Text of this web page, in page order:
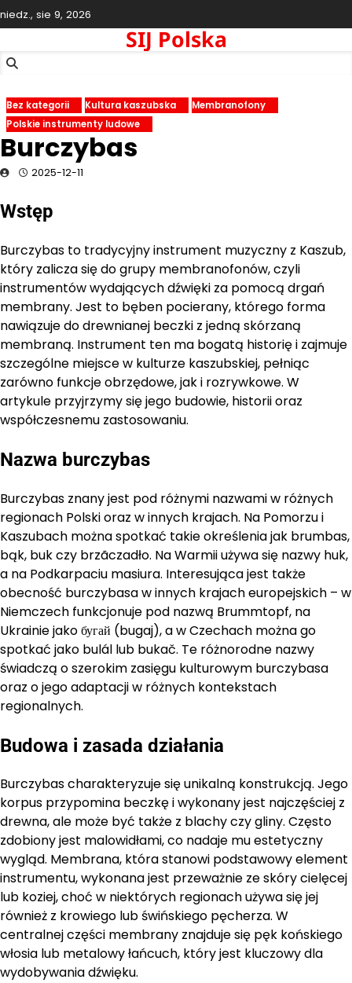
Skip
to
niedz., sie 9, 2026
SIJ Polska
Bez kategorii Kultura kaszubska
Membranofony
Polskie instrumenty ludowe
Burczybas
2025-12-11
Wstęp
Burczybas to tradycyjny instrument muzyczny z Kaszub,
który zalicza się do grupy membranofonów, czyli
instrumentów wydających dźwięki za pomocą drgań
membrany. Jest to bęben pocierany, którego forma
nawiązuje do drewnianej beczki z jedną skórzaną
membraną. Instrument ten ma bogatą historię i zajmuje
szczególne miejsce w kulturze kaszubskiej, pełniąc
zarówno funkcje obrzędowe, jak i rozrywkowe. W
artykule przyjrzymy się jego budowie, historii oraz
współczesnemu zastosowaniu.
Nazwa burczybas
Burczybas znany jest pod różnymi nazwami w różnych
regionach Polski oraz w innych krajach. Na Pomorzu i
Kaszubach można spotkać takie określenia jak brumbas,
bąk, buk czy brzãczadło. Na Warmii używa się nazwy huk,
a na Podkarpaciu masiura. Interesująca jest także
obecność burczybasa w innych krajach europejskich – w
Niemczech funkcjonuje pod nazwą Brummtopf, na
Ukrainie jako бугай (bugaj), a w Czechach można go
spotkać jako bulál lub bukač. Te różnorodne nazwy
świadczą o szerokim zasięgu kulturowym burczybasa
oraz o jego adaptacji w różnych kontekstach
regionalnych.
Budowa i zasada działania
Burczybas charakteryzuje się unikalną konstrukcją. Jego
korpus przypomina beczkę i wykonany jest najczęściej z
drewna, ale może być także z blachy czy gliny. Często
zdobiony jest malowidłami, co nadaje mu estetyczny
wygląd. Membrana, która stanowi podstawowy element
instrumentu, wykonana jest przeważnie ze skóry cielęcej
lub koziej, choć w niektórych regionach używa się jej
również z krowiego lub świńskiego pęcherza. W
centralnej części membrany znajduje się pęk końskiego
włosia lub metalowy łańcuch, który jest kluczowy dla
wydobywania dźwięku.